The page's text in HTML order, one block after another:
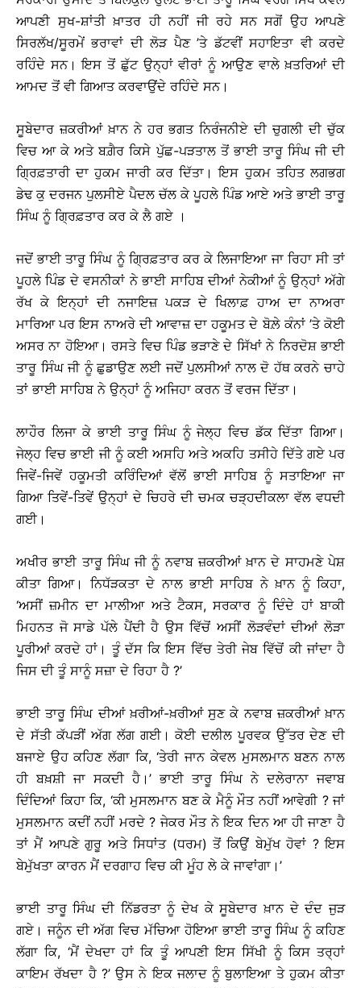
ਆਪਣੀ ਸੁਖ-ਸ਼ਾਂਤੀ ਖ਼ਾਤਰ ਹੀ ਨਹੀਂ ਜੀ ਰਹੇ ਸਨ ਸਗੋਂ ਉਹ ਆਪਣੇ
ਸਿਰਲੱਖ/ਸੂਰਮੇਂ ਭਰਾਵਾਂ ਦੀ ਲੋੜ ਪੈਣ ’ਤੇ ਡੱਟਵੀਂ ਸਹਾਇਤਾ ਵੀ ਕਰਦੇ
ਰਹਿੰਦੇ ਸਨ। ਇਸ ਤੋਂ ਛੁੱਟ ਉਨ੍ਹਾਂ ਵੀਰਾਂ ਨੂੰ ਆਉਣ ਵਾਲੇ ਖ਼ਤਰਿਆਂ ਦੀ
ਆਮਦ ਤੋਂ ਵੀ ਗਿਆਤ ਕਰਵਾਉਂਦੇ ਰਹਿੰਦੇ ਸਨ।
ਸੂਬੇਦਾਰ ਜ਼ਕਰੀਆਂ ਖ਼ਾਨ ਨੇ ਹਰ ਭਗਤ ਨਿਰੰਜਨੀਏ ਦੀ ਚੁਗਲੀ ਦੀ ਚੁੱਕ
ਵਿਚ ਆ ਕੇ ਅਤੇ ਬਗ਼ੈਰ ਕਿਸੇ ਪੁੱਛ-ਪੜਤਾਲ ਤੋਂ ਭਾਈ ਤਾਰੂ ਸਿੰਘ ਜੀ ਦੀ
ਗ੍ਰਿਫ਼ਤਾਰੀ ਦਾ ਹੁਕਮ ਜਾਰੀ ਕਰ ਦਿੱਤਾ। ਇਸ ਹੁਕਮ ਤਹਿਤ ਲਗਭਗ
ਡੇਢ ਕੁ ਦਰਜਨ ਪੁਲਸੀਏ ਪੈਦਲ ਚੱਲ ਕੇ ਪੂਹਲੇ ਪਿੰਡ ਆਏ ਅਤੇ ਭਾਈ ਤਾਰੂ
ਸਿੰਘ ਨੂੰ ਗ੍ਰਿਫ਼ਤਾਰ ਕਰ ਕੇ ਲੈ ਗਏ ।
ਜਦੋਂ ਭਾਈ ਤਾਰੂ ਸਿੰਘ ਨੂੰ ਗ੍ਰਿਫ਼ਤਾਰ ਕਰ ਕੇ ਲਿਜਾਇਆ ਜਾ ਰਿਹਾ ਸੀ ਤਾਂ
ਪੂਹਲੇ ਪਿੰਡ ਦੇ ਵਸਨੀਕਾਂ ਨੇ ਭਾਈ ਸਾਹਿਬ ਦੀਆਂ ਨੇਕੀਆਂ ਨੂੰ ਉਨ੍ਹਾਂ ਅੱਗੇ
ਰੱਖ ਕੇ ਇਨ੍ਹਾਂ ਦੀ ਨਜਾਇਜ਼ ਪਕੜ ਦੇ ਖਿਲਾਫ਼ ਹਾਅ ਦਾ ਨਾਅਰਾ
ਮਾਰਿਆ ਪਰ ਇਸ ਨਾਅਰੇ ਦੀ ਆਵਾਜ਼ ਦਾ ਹਕੂਮਤ ਦੇ ਬੋਲ਼ੇ ਕੰਨਾਂ ’ਤੇ ਕੋਈ
ਅਸਰ ਨਾ ਹੋਇਆ। ਰਸਤੇ ਵਿਚ ਪਿੰਡ ਭੜਾਣੇ ਦੇ ਸਿੱਖਾਂ ਨੇ ਨਿਰਦੋਸ਼ ਭਾਈ
ਤਾਰੂ ਸਿੰਘ ਜੀ ਨੂੰ ਛੁਡਾਉਣ ਲਈ ਜਦੋਂ ਪੁਲਸੀਆਂ ਨਾਲ ਦੋ ਹੱਥ ਕਰਨੇ ਚਾਹੇ
ਤਾਂ ਭਾਈ ਸਾਹਿਬ ਨੇ ਉਨ੍ਹਾਂ ਨੂੰ ਅਜਿਹਾ ਕਰਨ ਤੋਂ ਵਰਜ ਦਿੱਤਾ।
ਲਾਹੌਰ ਲਿਜਾ ਕੇ ਭਾਈ ਤਾਰੂ ਸਿੰਘ ਨੂੰ ਜੇਲ੍ਹ ਵਿਚ ਡੱਕ ਦਿੱਤਾ ਗਿਆ।
ਜੇਲ੍ਹ ਵਿਚ ਭਾਈ ਜੀ ਨੂੰ ਕਈ ਅਸਹਿ ਅਤੇ ਅਕਹਿ ਤਸੀਹੇ ਦਿੱਤੇ ਗਏ ਪਰ
ਜਿਵੇਂ-ਜਿਵੇਂ ਹਕੂਮਤੀ ਕਰਿੰਦਿਆਂ ਵੱਲੋਂ ਭਾਈ ਸਾਹਿਬ ਨੂੰ ਸਤਾਇਆ ਜਾ
ਗਿਆ ਤਿਵੇਂ-ਤਿਵੇਂ ਉਨ੍ਹਾਂ ਦੇ ਚਿਹਰੇ ਦੀ ਚਮਕ ਚੜ੍ਹਦੀਕਲਾ ਵੱਲ ਵਧਦੀ
ਗਈ।
ਅਖੀਰ ਭਾਈ ਤਾਰੂ ਸਿੰਘ ਜੀ ਨੂੰ ਨਵਾਬ ਜ਼ਕਰੀਆਂ ਖ਼ਾਨ ਦੇ ਸਾਹਮਣੇ ਪੇਸ਼
ਕੀਤਾ ਗਿਆ। ਨਿਧੱੜਕਤਾ ਦੇ ਨਾਲ ਭਾਈ ਸਾਹਿਬ ਨੇ ਖ਼ਾਨ ਨੂੰ ਕਿਹਾ,
‘ਅਸੀਂ ਜ਼ਮੀਨ ਦਾ ਮਾਲੀਆ ਅਤੇ ਟੈਕਸ, ਸਰਕਾਰ ਨੂੰ ਦਿੰਦੇ ਹਾਂ ਬਾਕੀ
ਮਿਹਨਤ ਜੋ ਸਾਡੇ ਪੱਲੇ ਪੈਂਦੀ ਹੈ ਉਸ ਵਿੱਚੋਂ ਅਸੀਂ ਲੋੜਵੰਦਾਂ ਦੀਆਂ ਲੋੜਾ
ਪੂਰੀਆਂ ਕਰਦੇ ਹਾਂ। ਤੂੰ ਦੱਸ ਕਿ ਇਸ ਵਿੱਚ ਤੇਰੀ ਜੇਬ ਵਿੱਚੋਂ ਕੀ ਜਾਂਦਾ ਹੈ
ਜਿਸ ਦੀ ਤੂੰ ਸਾਨੂੰ ਸਜ਼ਾ ਦੇ ਰਿਹਾ ਹੈ ?’
ਭਾਈ ਤਾਰੂ ਸਿੰਘ ਦੀਆਂ ਖ਼ਰੀਆਂ-ਖ਼ਰੀਆਂ ਸੁਣ ਕੇ ਨਵਾਬ ਜ਼ਕਰੀਆਂ ਖ਼ਾਨ
ਦੇ ਸੱਤੀ ਕੱਪੜੀਂ ਅੱਗ ਲੱਗ ਗਈ। ਕੋਈ ਦਲੀਲ ਪੂਰਵਕ ਉੱਤਰ ਦੇਣ ਦੀ
ਬਜਾਏ ਉਹ ਕਹਿਣ ਲੱਗਾ ਕਿ, ‘ਤੇਰੀ ਜਾਨ ਕੇਵਲ ਮੁਸਲਮਾਨ ਬਣਨ ਨਾਲ
ਹੀ ਬਖ਼ਸ਼ੀ ਜਾ ਸਕਦੀ ਹੈ।’ ਭਾਈ ਤਾਰੂ ਸਿੰਘ ਨੇ ਦਲੇਰਾਨਾ ਜਵਾਬ
ਦਿੰਦਿਆਂ ਕਿਹਾ ਕਿ, ‘ਕੀ ਮੁਸਲਮਾਨ ਬਣ ਕੇ ਮੈਨੂੰ ਮੌਤ ਨਹੀਂ ਆਵੇਗੀ ? ਜਾਂ
ਮੁਸਲਮਾਨ ਕਦੀਂ ਨਹੀਂ ਮਰਦੇ ? ਜੇਕਰ ਮੌਤ ਨੇ ਇਕ ਦਿਨ ਆ ਹੀ ਜਾਣਾ ਹੈ
ਤਾਂ ਮੈਂ ਆਪਣੇ ਗੁਰੂ ਅਤੇ ਸਿਧਾਂਤ (ਧਰਮ) ਤੋਂ ਕਿਉਂ ਬੇਮੁੱਖ ਹੋਵਾਂ ? ਇਸ
ਬੇਮੁੱਖਤਾ ਕਾਰਨ ਮੈਂ ਦਰਗਾਹ ਵਿਚ ਕੀ ਮੂੰਹ ਲੇ ਕੇ ਜਾਵਾਂਗਾ।’
ਭਾਈ ਤਾਰੂ ਸਿੰਘ ਦੀ ਨਿੱਡਰਤਾ ਨੂੰ ਦੇਖ ਕੇ ਸੂਬੇਦਾਰ ਖ਼ਾਨ ਦੇ ਦੰਦ ਜੁੜ
ਗਏ। ਜਨੂੰਨ ਦੀ ਅੱਗ ਵਿਚ ਮੱਚਿਆ ਹੋਇਆ ਭਾਈ ਤਾਰੂ ਸਿੰਘ ਨੂੰ ਕਹਿਣ
ਲੱਗਾ ਕਿ, ‘ਮੈਂ ਦੇਖਦਾ ਹਾਂ ਕਿ ਤੂੰ ਆਪਣੀ ਇਸ ਸਿੱਖੀ ਨੂੰ ਕਿਸ ਤਰ੍ਹਾਂ
ਕਾਇਮ ਰੱਖਦਾ ਹੈ ?’ ਉਸ ਨੇ ਇਕ ਜਲਾਦ ਨੂੰ ਬੁਲਾਇਆ ਤੇ ਹੁਕਮ ਕੀਤਾ